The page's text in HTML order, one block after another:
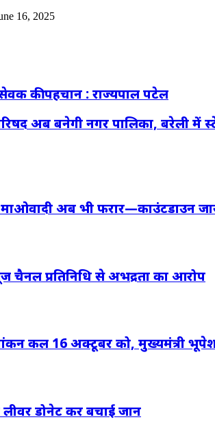
16, 2025
की पहचान : राज्यपाल पटेल
अब बनेगी नगर पालिका, बरेली में
अब भी फरार—काउंटडाउन
चैनल प्रतिनिधि से अभद्रता का आरोप
कल 16 अक्टूबर को, मुख्यमंत्री
लीवर डोनेट कर बचाई जान